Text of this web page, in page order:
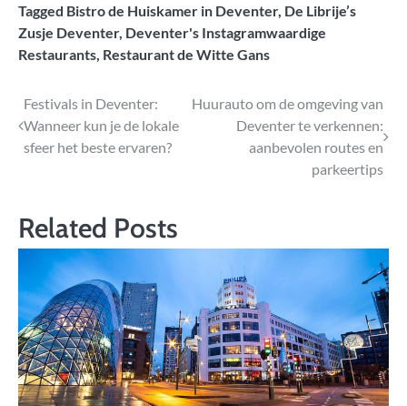
Tagged Bistro de Huiskamer in Deventer, De Librije’s
Zusje Deventer, Deventer's Instagramwaardige
Restaurants Restaurant de Witte Gans
Bericht
navigatie
Festivals in Deventer:
Wanneer kun je de lokale
sfeer het beste ervaren?
Huurauto om de omgeving van
Deventer te verkennen:
aanbevolen routes en
parkeertips
Related Posts